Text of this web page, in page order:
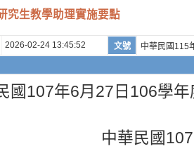
究生教學助理實施要點
2026-02-24 13:45:52 文號 中華民國115
國107年6月27日106學
中華民國